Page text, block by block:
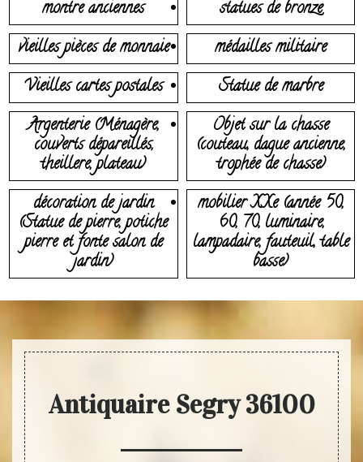
montre anciennes
statues de bronze
vieilles pièces de monnaie
médailles militaire
Vieilles cartes postales
Statue de marbre
Argenterie (Ménagère,
couverts dépareillés,
theillere, plateau)
Objet sur la chasse
(couteau, dague ancienne,
trophée de chasse)
décoration de jardin
(Statue de pierre, potiche
pierre et fonte salon de
jardin)
mobilier XXe (année 50,
60, 70, luminaire,
lampadaire, fauteuil, table
basse)
Antiquaire Segry 36100